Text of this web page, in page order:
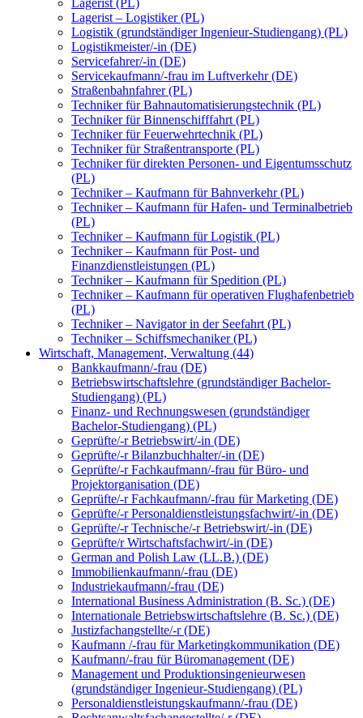
Lagerist (PL)
Lagerist – Logistiker (PL)
Logistik (grundständiger Ingenieur-Studiengang) (PL)
Logistikmeister/-in (DE)
Servicefahrer/-in (DE)
Servicekaufmann/-frau im Luftverkehr (DE)
Straßenbahnfahrer (PL)
Techniker für Bahnautomatisierungstechnik (PL)
Techniker für Binnenschifffahrt (PL)
Techniker für Feuerwehrtechnik (PL)
Techniker für Straßentransporte (PL)
Techniker für direkten Personen- und Eigentumsschutz
(PL)
Techniker – Kaufmann für Bahnverkehr (PL)
Techniker – Kaufmann für Hafen- und Terminalbetrieb
(PL)
Techniker – Kaufmann für Logistik (PL)
Techniker – Kaufmann für Post- und
Finanzdienstleistungen (PL)
Techniker – Kaufmann für Spedition (PL)
Techniker – Kaufmann für operativen Flughafenbetrieb
(PL)
Techniker – Navigator in der Seefahrt (PL)
Techniker – Schiffsmechaniker (PL)
Wirtschaft, Management, Verwaltung (44)
Bankkaufmann/-frau (DE)
Betriebswirtschaftslehre (grundständiger Bachelor-
Studiengang) (PL)
Finanz- und Rechnungswesen (grundständiger
Bachelor-Studiengang) (PL)
Geprüfte/-r Betriebswirt/-in (DE)
Geprüfte/-r Bilanzbuchhalter/-in (DE)
Geprüfte/-r Fachkaufmann/-frau für Büro- und
Projektorganisation (DE)
Geprüfte/-r Fachkaufmann/-frau für Marketing (DE)
Geprüfte/-r Personaldienstleistungsfachwirt/-in (DE)
Geprüfte/-r Technische/-r Betriebswirt/-in (DE)
Geprüfte/r Wirtschaftsfachwirt/-in (DE)
German and Polish Law (LL.B.) (DE)
Immobilienkaufmann/-frau (DE)
Industriekaufmann/-frau (DE)
International Business Administration (B. Sc.) (DE)
Internationale Betriebswirtschaftslehre (B. Sc.) (DE)
Justizfachangstellte/-r (DE)
Kaufmann /-frau für Marketingkommunikation (DE)
Kaufmann/-frau für Büromanagement (DE)
Management und Produktionsingenieurwesen
(grundständiger Ingenieur-Studiengang) (PL)
Personaldienstleistungskaufmann/-frau (DE)